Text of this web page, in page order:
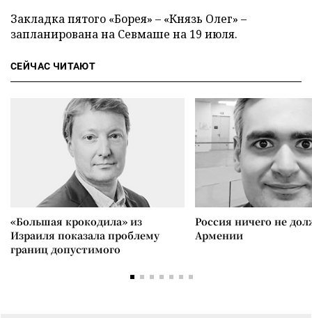
Закладка пятого «Борея» – «Князь Олег» –
запланирована на Севмаше на 19 июля.
СЕЙЧАС ЧИТАЮТ
«Большая крокодила» из
Израиля показала проблему
границ допустимого
Россия ничего не
Армении